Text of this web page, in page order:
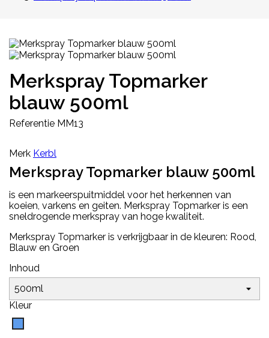
Merkspray Topmarker
blauw 500ml
Referentie MM13
Merk Kerbl
Merkspray Topmarker blauw 500ml
is een markeerspuitmiddel voor het herkennen van
koeien, varkens en geiten. Merkspray Topmarker is een
sneldrogende merkspray van hoge kwaliteit.
Merkspray Topmarker is verkrijgbaar in de kleuren: Rood,
Blauw en Groen
Inhoud
Kleur